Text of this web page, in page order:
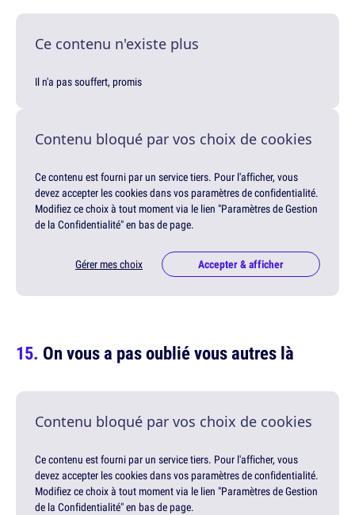
Ce contenu n'existe plus
Il n'a pas souffert, promis
Contenu bloqué par vos choix de cookies
Ce contenu est fourni par un service tiers. Pour l'afficher, vous
devez accepter les cookies dans vos paramètres de confidentialité.
Modifiez ce choix à tout moment via le lien "Paramètres de Gestion
de la Confidentialité" en bas de page.
Gérer mes choix Accepter & afficher
On vous a pas oublié vous autres là
Contenu bloqué par vos choix de cookies
Ce contenu est fourni par un service tiers. Pour l'afficher, vous
devez accepter les cookies dans vos paramètres de confidentialité.
Modifiez ce choix à tout moment via le lien "Paramètres de Gestion
de la Confidentialité" en bas de page.